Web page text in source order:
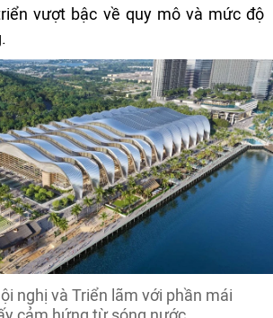
vượt bậc về quy mô và mức độ
nghị và Triển lãm với phần mái